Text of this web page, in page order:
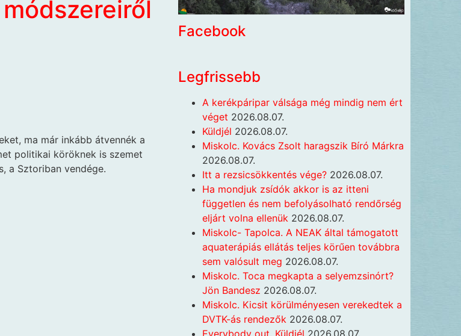
ma már inkább átvennék a
politikai köröknek is szemet
a Sztoriban vendége.
Facebook
Legfrissebb
A kerékpáripar válsága még mindig nem ért
véget 2026.08.07.
Küldjél 2026.08.07.
Miskolc. Kovács Zsolt haragszik Bíró Márkra
2026.08.07.
Itt a rezsicsökkentés vége? 2026.08.07.
Ha mondjuk zsídók akkor is az itteni
független és nem befolyásolható rendőrség
eljárt volna ellenük 2026.08.07.
Miskolc- Tapolca. A NEAK által támogatott
aquaterápiás ellátás teljes körűen továbbra
sem valósult meg 2026.08.07.
Miskolc. Toca megkapta a selyemzsinórt?
Jön Bandesz 2026.08.07.
Miskolc. Kicsit körülményesen verekedtek a
DVTK-ás rendezők 2026.08.07.
Everybody out. Küldjél 2026.08.07.